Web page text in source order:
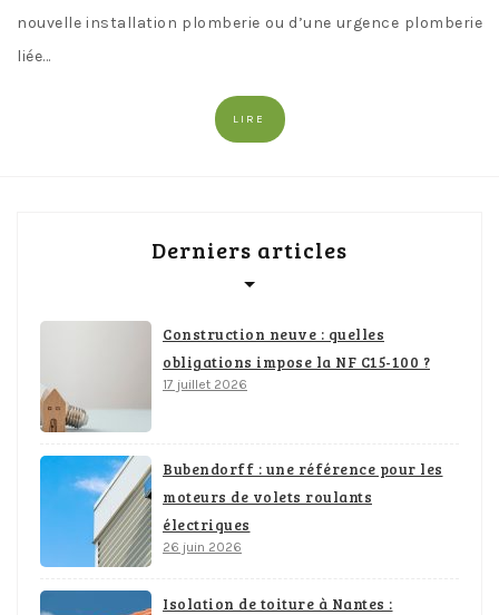
nouvelle installation plomberie ou d’une urgence plomberie
liée…
LIRE
Derniers articles
Construction neuve : quelles
obligations impose la NF C15-100 ?
17 juillet 2026
Bubendorff : une référence pour les
moteurs de volets roulants
électriques
26 juin 2026
Isolation de toiture à Nantes :